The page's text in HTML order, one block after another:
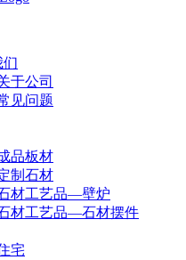
们
于公司
见问题
品板材
制石材
材工艺品—壁炉
材工艺品—石材摆件
宅